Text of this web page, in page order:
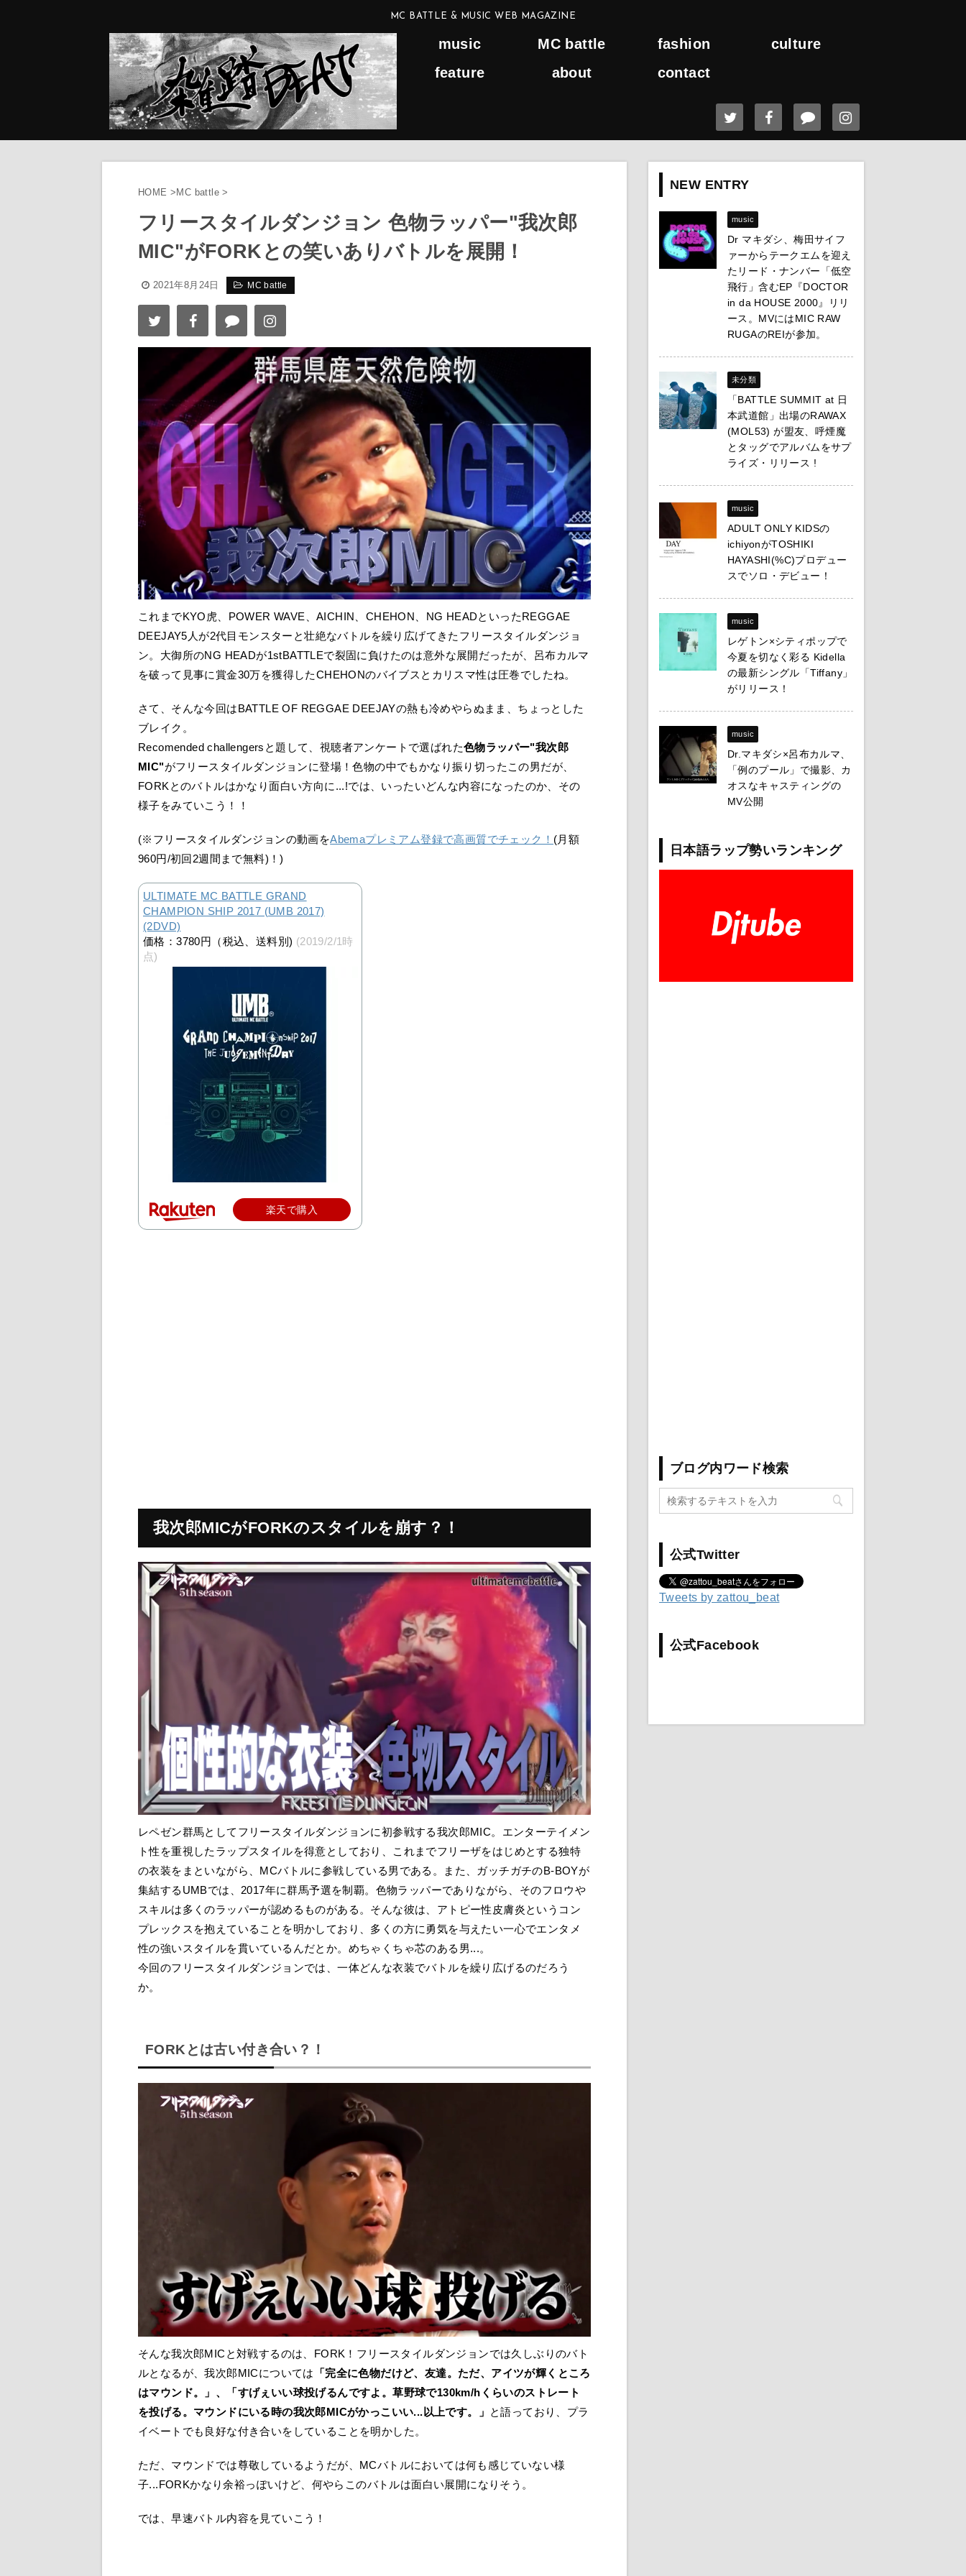
MC BATTLE & MUSIC WEB MAGAZINE
music MC battle fashion
culture
feature
about contact
HOME > MC battle >
フリースタイルダンジョン 色物ラッパー"我次郎
MIC"がFORKとの笑いありバトルを展開！
2021年8月24日 MC battle
これまでKYO虎、POWER WAVE、AICHIN、CHEHON、NG HEADといったREGGAE
DEEJAY5人が2代目モンスターと壮絶なバトルを繰り広げてきたフリースタイルダンジョ
ン。大御所のNG HEADが1stBATTLEで裂固に負けたのは意外な展開だったが、呂布カルマ
を破って見事に賞金30万を獲得したCHEHONのバイブスとカリスマ性は圧巻でしたね。
さて、そんな今回はBATTLE OF REGGAE DEEJAYの熱も冷めやらぬまま、ちょっとした
ブレイク。
Recomended challengersと題して、視聴者アンケートで選ばれた色物ラッパー"我次郎
MIC"がフリースタイルダンジョンに登場！色物の中でもかなり振り切ったこの男だが、
FORKとのバトルはかなり面白い方向に...!では、いったいどんな内容になったのか、その
様子をみていこう！！
(※フリースタイルダンジョンの動画をAbemaプレミアム登録で高画質でチェック！ (月額
960円/初回2週間まで無料)！)
ULTIMATE MC BATTLE GRAND
CHAMPION SHIP 2017 (UMB 2017)
(2DVD)
価格：3780円（税込、送料別) (2019/2/1時
点)
楽天で購入
我次郎MICがFORKのスタイルを崩す？！
レペゼン群馬としてフリースタイルダンジョンに初参戦する我次郎MIC。エンターテイメン
ト性を重視したラップスタイルを得意としており、これまでフリーザをはじめとする独特
の衣装をまといながら、MCバトルに参戦している男である。また、ガッチガチのB-BOYが
集結するUMBでは、2017年に群馬予選を制覇。色物ラッパーでありながら、そのフロウや
スキルは多くのラッパーが認めるものがある。そんな彼は、アトピー性皮膚炎というコン
プレックスを抱えていることを明かしており、多くの方に勇気を与えたい一心でエンタメ
性の強いスタイルを貫いているんだとか。めちゃくちゃ芯のある男...。
今回のフリースタイルダンジョンでは、一体どんな衣装でバトルを繰り広げるのだろう
か。
FORKとは古い付き合い？！
そんな我次郎MICと対戦するのは、FORK！フリースタイルダンジョンでは久しぶりのバト
ルとなるが、我次郎MICについては
「完全に色物だけど、友達。ただ、アイツが輝くところ
はマウンド。」、「すげぇいい球投げるんですよ。草野球で130km/hくらいのストレート
を投げる。マウンドにいる時の我次郎MICがかっこいい...以上です。」 と語っており、プラ
イベートでも良好な付き合いをしていることを明かした。
ただ、マウンドでは尊敬しているようだが、MCバトルにおいては何も感じていない様
子...FORKかなり余裕っぽいけど、何やらこのバトルは面白い展開になりそう。
では、早速バトル内容を見ていこう！
NEW ENTRY
music
Dr マキダシ、梅田サイフ
ァーからテークエムを迎え
たリード・ナンバー「低空
飛行」含むEP『DOCTOR
in da HOUSE 2000』リリ
ース。MVにはMIC RAW
RUGAのREIが参加。
未分類
「BATTLE SUMMIT at 日
本武道館」出場のRAWAX
(MOL53) が盟友、呼煙魔
とタッグでアルバムをサプ
ライズ・リリース !
music
ADULT ONLY KIDSの
ichiyonがTOSHIKI
HAYASHI(%C)プロデュー
スでソロ・デビュー！
music
レゲトン×シティポップで
今夏を切なく彩る Kidella
の最新シングル「Tiffany」
がリリース！
music
Dr.マキダシ×呂布カルマ、
「例のプール」で撮影、カ
オスなキャスティングの
MV公開
日本語ラップ勢いランキング
ブログ内ワード検索
公式Twitter
Tweets by zattou_beat
公式Facebook